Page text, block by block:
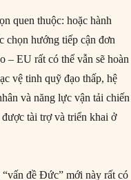
quen thuộc: hoặc hành
chọn hướng tiếp cận đơn
– EU rất có thể vẫn sẽ hoàn
vệ tinh quỹ đạo thấp, hệ
và năng lực vận tải chiến
tài trợ và triển khai ở
đề Đức” mới này rất có